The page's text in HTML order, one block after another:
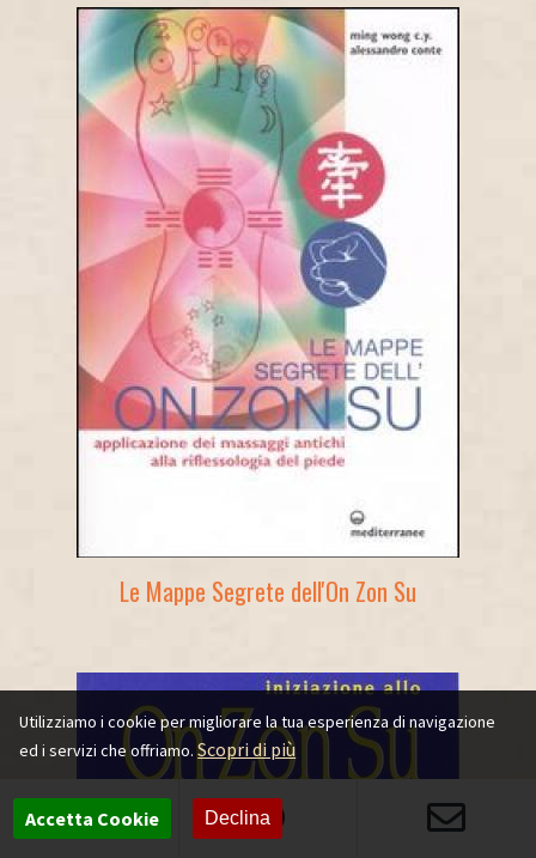
Le Mappe Segrete dell'On Zon Su
Utilizziamo i cookie per migliorare la tua esperienza di navigazione
ed i servizi che offriamo. Scopri di più
Accetta Cookie Declina